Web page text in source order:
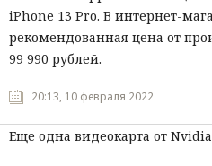
iPhone 13 Pro. В интернет-
рекомендованная цена от
99 990 рублей.
20:13, 10 февраля 2022
Еще одна видеокарта от